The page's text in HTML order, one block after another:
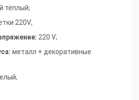
тёплый;
220V;
220 V;
металл + декоративные
;